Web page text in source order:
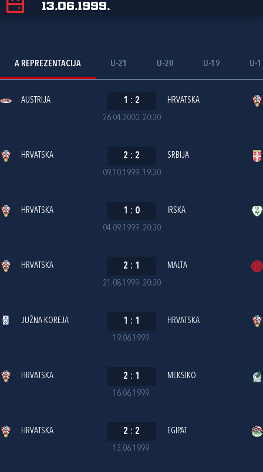
13.06.1999.
A REPREZENTACIJA U-21 U-20 U-19 U-
26.04.2000. 20:30
AUSTRIJA 1 : 2 HRVATSKA
09.10.1999. 19:30
HRVATSKA 2 : 2 SRBIJA
04.09.1999. 20:30
HRVATSKA 1 : 0 IRSKA
21.08.1999. 20:30
HRVATSKA 2 : 1 MALTA
19.06.1999.
JUŽNA KOREJA 1 : 1 HRVATSKA
16.06.1999.
HRVATSKA 2 : 1 MEKSIKO
13.06.1999.
HRVATSKA 2 : 2 EGIPAT